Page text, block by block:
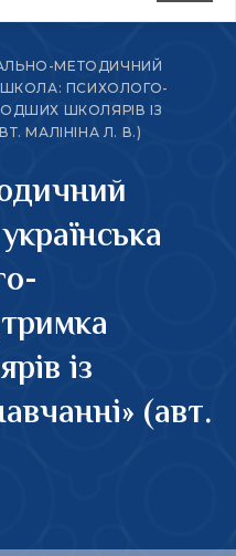
МЕТОДИЧНИЙ
ШКОЛА: ПСИХОЛОГО-
ШКОЛЯРІВ ІЗ
МАЛІНІНА Л. В.)
із
(авт.